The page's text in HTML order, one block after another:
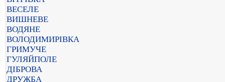
ВЕСЕЛЕ
ВИШНЕВЕ
ВОДЯНЕ
ВОЛОДИМИРІВКА
ГРИМУЧЕ
ГУЛЯЙПОЛЕ
ДІБРОВА
ДРУЖБА